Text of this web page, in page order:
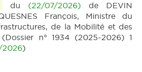
du (22/07/2026) de DEVIN
François, Ministre du
de la Mobilité et des
n° 1934 (2025-2026) 1
2026)